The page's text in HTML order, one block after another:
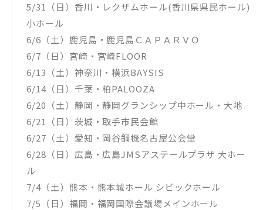
5/31（日）香川・レクザムホール(香川県県民ホール)
小ホール
6/6（土）鹿児島・鹿児島ＣＡＰＡＲＶＯ
6/7（日）宮崎・宮崎FLOOR
6/13（土）神奈川・横浜BAYSIS
6/14（日）千葉・柏PALOOZA
6/20（土）静岡・静岡グランシップ中ホール・大地
6/21（日）茨城・取手市民会館
6/27（土）愛知・岡谷鋼機名古屋公会堂
6/28（日）広島・広島JMSアステールプラザ 大ホー
ル
7/4（土）熊本・熊本城ホール シビックホール
7/5（日）福岡・福岡国際会議場メインホール